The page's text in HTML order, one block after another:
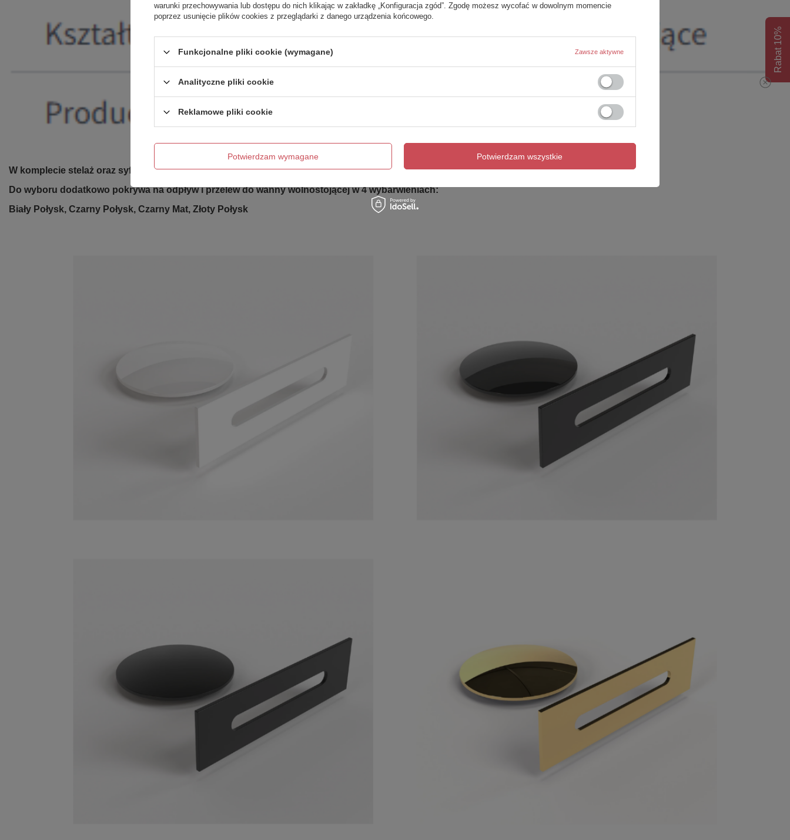
W komplecie stelaż oraz syfon z chromowanym odpływem i przelewem.
Do wyboru dodatkowo pokrywa na odpływ i przelew do wanny wolnostojącej w 4 wybarwieniach:
Biały Połysk, Czarny Połysk, Czarny Mat, Złoty Połysk
Rabat 10%
warunki przechowywania lub dostępu do nich klikając w zakładkę „Konfiguracja zgód”. Zgodę możesz wycofać w dowolnym momencie
poprzez usunięcie plików cookies z przeglądarki z danego urządzenia końcowego.
Funkcjonalne pliki cookie (wymagane) Zawsze aktywne
Analityczne pliki cookie
Reklamowe pliki cookie
Potwierdzam wymagane Potwierdzam wszystkie